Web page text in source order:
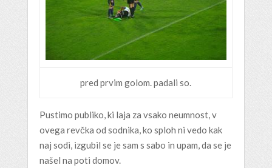
pred prvim golom. padali so.
Pustimo publiko, ki laja za vsako neumnost, v
ovega revčka od sodnika, ko sploh ni vedo kak
naj sodi, izgubil se je sam s sabo in upam, da se je
našel na poti domov.